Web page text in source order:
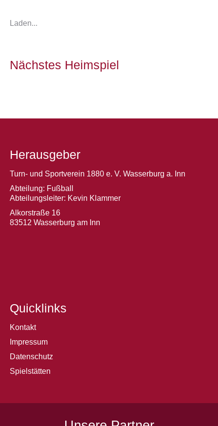
Laden...
Nächstes Heimspiel
Herausgeber
Turn- und Sportverein 1880 e. V. Wasserburg a. Inn
Abteilung: Fußball
Abteilungsleiter: Kevin Klammer
Alkorstraße 16
83512 Wasserburg am Inn
Quicklinks
Kontakt
Impressum
Datenschutz
Spielstätten